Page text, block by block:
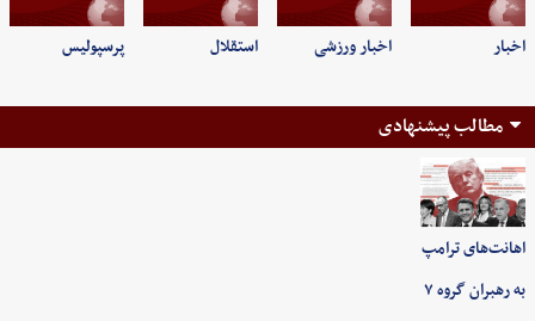
اخبار اخبار ورزشی استقلال پرسپولیس
مطالب پیشنهادی
اهانت‌های ترامپ
به رهبران گروه ۷